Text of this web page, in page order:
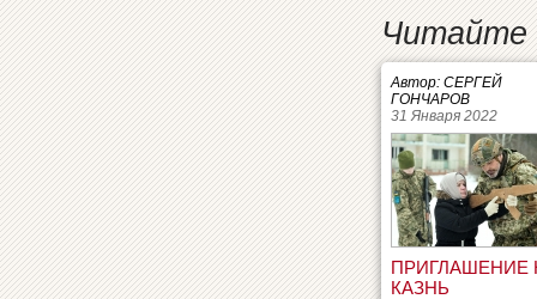
Читайте
Автор: СЕРГЕЙ
ГОНЧАРОВ
31 Января 2022
ПРИГЛАШЕНИЕ
КАЗНЬ